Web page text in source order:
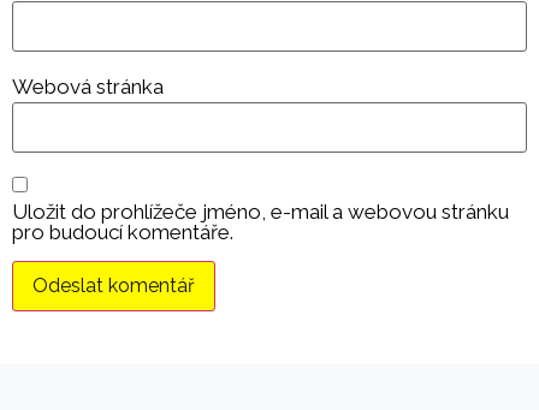
Webová stránka
Uložit do prohlížeče jméno, e-mail a webovou stránku
pro budoucí komentáře.